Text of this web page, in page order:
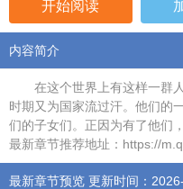
开始阅读
内容简介
在这个世界上有这样一群人
时期又为国家流过汗。他们的
们的子女们。正因为有了他们
最新章节推荐地址：https://
最新章节预览 更新时间：